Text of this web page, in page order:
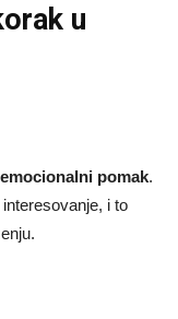
u
pomak.
i to